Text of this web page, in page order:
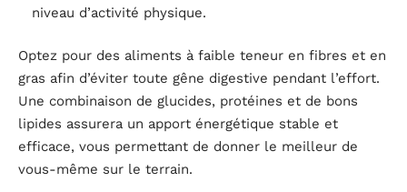
niveau d’activité physique.
Optez pour des aliments à faible teneur en fibres et en
gras afin d’éviter toute gêne digestive pendant l’effort.
Une combinaison de glucides, protéines et de bons
lipides assurera un apport énergétique stable et
efficace, vous permettant de donner le meilleur de
vous-même sur le terrain.